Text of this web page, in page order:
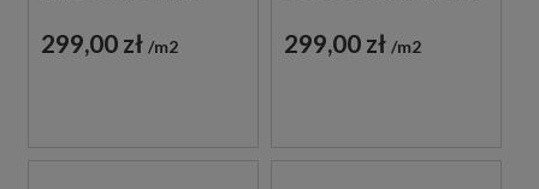
DEKORACYJNA
299,00 zł m2
DEKORACYJNA
299,00 zł m2